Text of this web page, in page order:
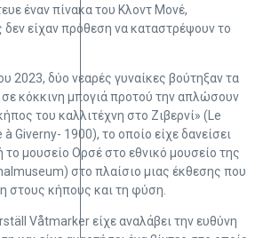
έναν πίνακα του Κλοντ Μονέ,
είχαν πρόθεση να καταστρέψουν το
2023, δύο νεαρές γυναίκες βούτηξαν τα
κόκκινη μπογιά προτού την απλώσουν
του καλλιτέχνη στο Ζιβερνί» (Le
Giverny- 1900), το οποίο είχε δανείσει
το μουσείο Ορσέ στο εθνικό μουσείο της
στο πλαίσιο μιας έκθεσης που
στους κήπους και τη φύση.
Våtmarker είχε αναλάβει την ευθύνη